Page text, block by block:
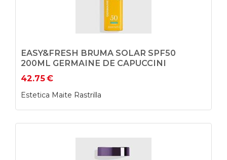
EASY&FRESH BRUMA SOLAR SPF50
200ML GERMAINE DE CAPUCCINI
42.75€
Estetica Maite Rastrilla